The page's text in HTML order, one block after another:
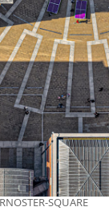
SQUARE